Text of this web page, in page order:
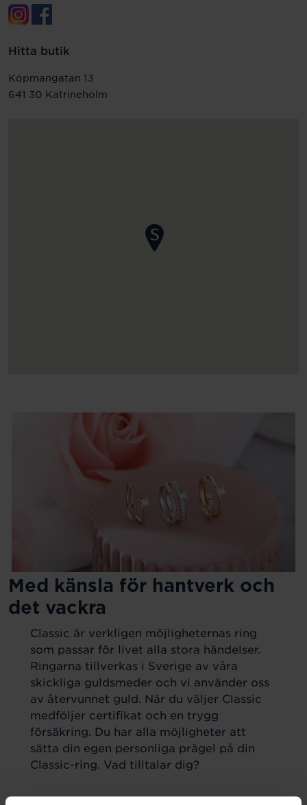
Hitta butik
Köpmangatan 13
641 30 Katrineholm
Med känsla för hantverk och
det vackra
Classic är verkligen möjligheternas ring
som passar för livet alla stora händelser.
Ringarna tillverkas i Sverige av våra
skickliga guldsmeder och vi använder oss
av återvunnet guld. När du väljer Classic
medföljer certifikat och en trygg
försäkring. Du har alla möjligheter att
sätta din egen personliga prägel på din
Classic-ring. Vad tilltalar dig?